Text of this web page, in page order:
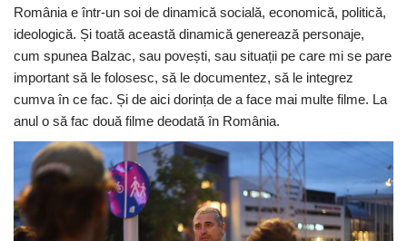
România e într-un soi de dinamică socială, economică, politică,
ideologică. Și toată această dinamică generează personaje,
cum spunea Balzac, sau povești, sau situații pe care mi se pare
important să le folosesc, să le documentez, să le integrez
cumva în ce fac. Și de aici dorința de a face mai multe filme. La
anul o să fac două filme deodată în România.